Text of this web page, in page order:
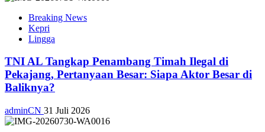
Breaking News
Kepri
Lingga
TNI AL Tangkap Penambang Timah Ilegal di
Pekajang, Pertanyaan Besar: Siapa Aktor Besar di
Baliknya?
adminCN 31 Juli 2026